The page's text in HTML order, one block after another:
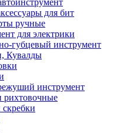
для бит
ручные
для электрики
губцевый инструмент
Кувалды
инструмент
рихтовочные